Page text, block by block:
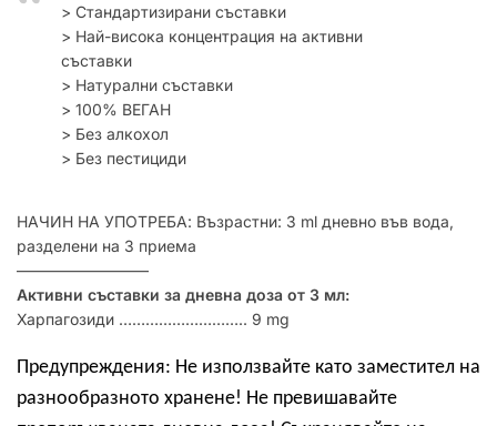
> Стандартизирани съставки
> Най-висока концентрация на активни
съставки
> Натурални съставки
> 100% ВЕГАН
> Без алкохол
> Без пестициди
НАЧИН НА УПОТРЕБА: Възрастни: 3 ml дневно във вода,
разделени на 3 приема
–––––––––––––––––
Активни съставки за дневна доза от 3 мл:
Харпагозиди ……………………….. 9 mg
Предупреждения: Не използвайте като заместител на
разнообразното хранене! Не превишавайте